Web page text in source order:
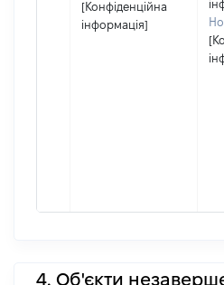
[Конфіденційна
інформація]
4. Об'єкти